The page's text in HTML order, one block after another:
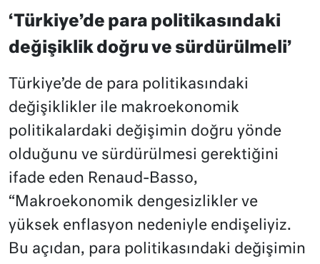
‘Türkiye’de para politikasındaki
değişiklik doğru ve sürdürülmeli’
Türkiye’de de para politikasındaki
değişiklikler ile makroekonomik
politikalardaki değişimin doğru yönde
olduğunu ve sürdürülmesi gerektiğini
ifade eden Renaud-Basso,
“Makroekonomik dengesizlikler ve
yüksek enflasyon nedeniyle endişeliyiz.
Bu açıdan, para politikasındaki değişimin